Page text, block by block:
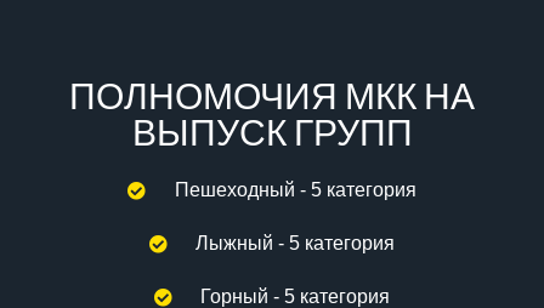
ПОЛНОМОЧИЯ МКК НА
ВЫПУСК ГРУПП
Пешеходный - 5 категория
Лыжный - 5 категория
Горный - 5 категория